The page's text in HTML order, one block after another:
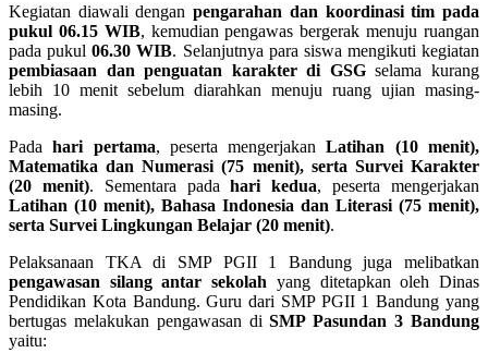
Kegiatan diawali denganpengarahan dan koordinasi tim pada
pukul 06.15 WIB, kemudian pengawas bergerak menuju ruangan
pada pukul06.30 WIB. Selanjutnya para siswa mengikuti kegiatan
pembiasaan dan penguatan karakter di GSGselama kurang
lebih 10 menit sebelum diarahkan menuju ruang ujian masing-
masing.
Padahari pertama, peserta mengerjakanLatihan (10 menit),
Matematika dan Numerasi (75 menit), serta Survei Karakter
(20 menit). Sementara padahari kedua, peserta mengerjakan
Latihan (10 menit), Bahasa Indonesia dan Literasi (75 menit),
serta Survei Lingkungan Belajar (20 menit).
Pelaksanaan TKA di SMP PGII 1 Bandung juga melibatkan
pengawasan silang antar sekolah yang ditetapkan oleh Dinas
Pendidikan Kota Bandung. Guru dari SMP PGII 1 Bandung yang
bertugas melakukan pengawasan diSMP Pasundan 3 Bandung
yaitu: